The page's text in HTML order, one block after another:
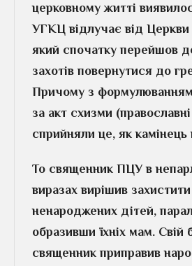
церковному житті
УГКЦ відлучає від
який спочатку перейшов
захотів повернутися до
Причому з
за акт схизми
сприйняли це, як камінець
То священник ПЦУ в
виразах вирішив
ненароджених дітей,
образивши їхніх мам. Свій
священник приправив